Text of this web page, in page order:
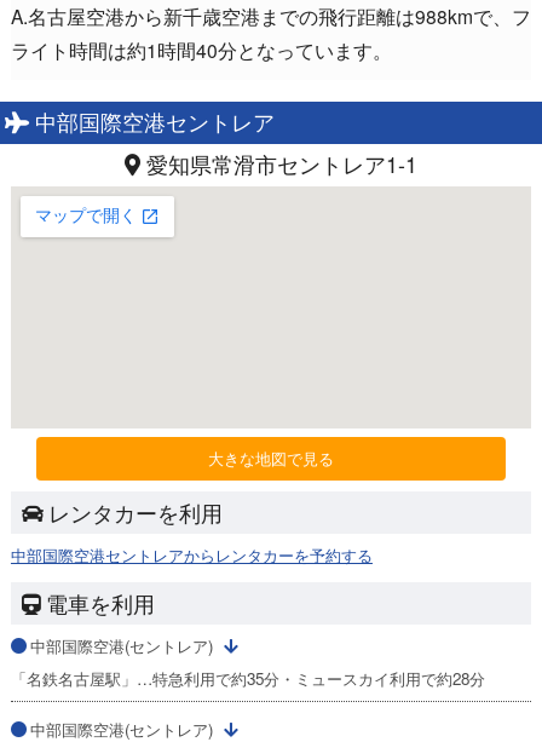
A.名古屋空港から新千歳空港までの飛行距離は988kmで、フ
ライト時間は約1時間40分となっています。
中部国際空港セントレア
愛知県常滑市セントレア1-1
大きな地図で見る
レンタカーを利用
中部国際空港セントレアからレンタカーを予約する
電車を利用
中部国際空港(セントレア)
「名鉄名古屋駅」…特急利用で約35分・ミュースカイ利用で約28分
中部国際空港(セントレア)